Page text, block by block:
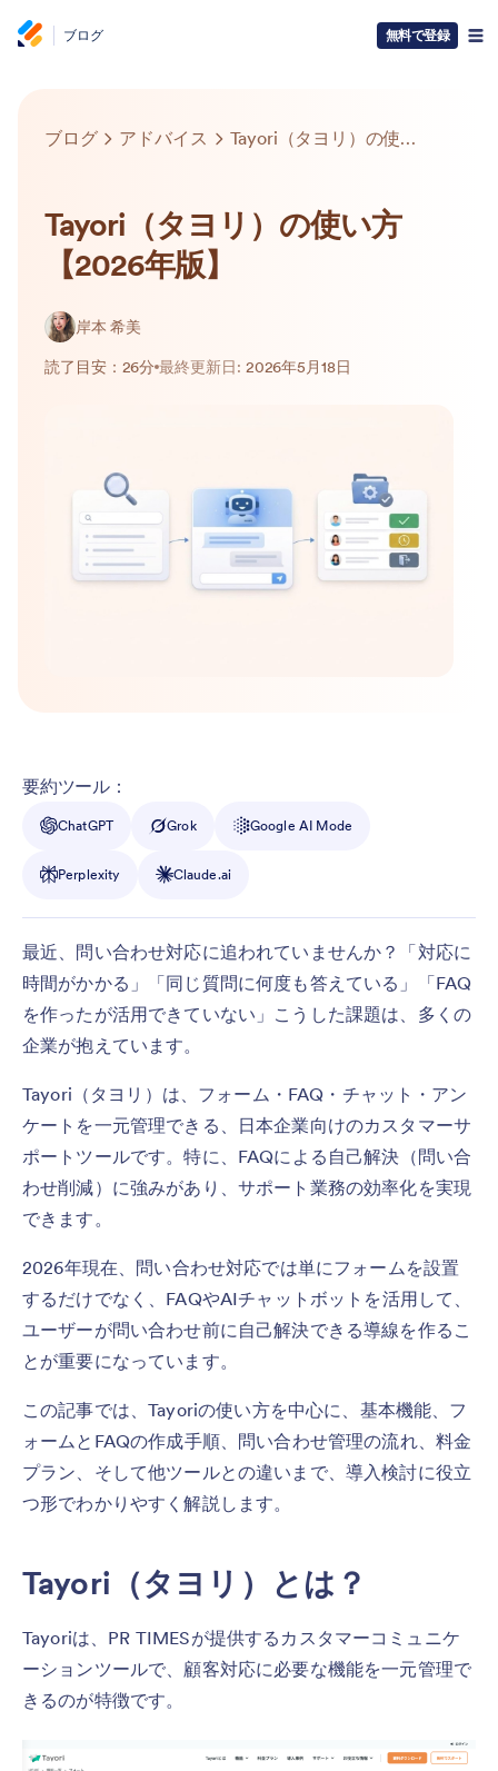
ブログ 無料で登録
ブログ アドバイス Tayori（タヨリ）の使い方【2026年版】
Tayori（タヨリ）の使い方
【2026年版】
岸本 希美
読了目安：26分 最終更新日: 2026年5月18日
要約ツール：
ChatGPT Grok Google AI Mode
Perplexity Claude.ai
最近、問い合わせ対応に追われていませんか？「対応に
時間がかかる」「同じ質問に何度も答えている」「FAQ
を作ったが活用できていない」こうした課題は、多くの
企業が抱えています。
Tayori（タヨリ）は、フォーム・FAQ・チャット・アン
ケートを一元管理できる、日本企業向けのカスタマーサ
ポートツールです。特に、FAQによる自己解決（問い合
わせ削減）に強みがあり、サポート業務の効率化を実現
できます。
2026年現在、問い合わせ対応では単にフォームを設置
するだけでなく、FAQやAIチャットボットを活用して、
ユーザーが問い合わせ前に自己解決できる導線を作るこ
とが重要になっています。
この記事では、Tayoriの使い方を中心に、基本機能、フ
ォームとFAQの作成手順、問い合わせ管理の流れ、料金
プラン、そして他ツールとの違いまで、導入検討に役立
つ形でわかりやすく解説します。
Tayori（タヨリ）とは？
Tayoriは、PR TIMESが提供するカスタマーコミュニケ
ーションツールで、顧客対応に必要な機能を一元管理で
きるのが特徴です。